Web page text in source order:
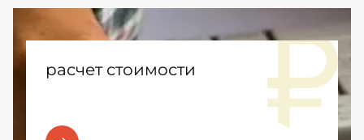
расчет стоимости